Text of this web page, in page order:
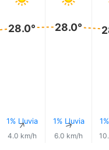
28.0°
1% Lluvia
↑
4.0 km/h
28.0°
1% Lluvia
↑
6.0 km/h